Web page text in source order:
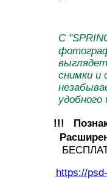
С
снимки и
!!!
https://